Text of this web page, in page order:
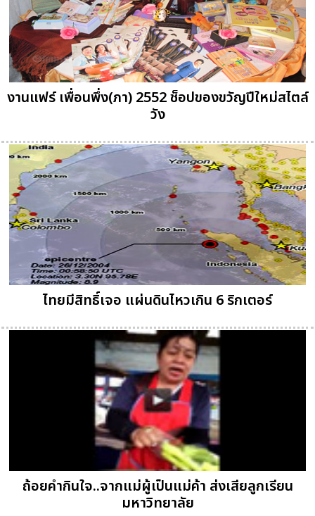
งานแฟร์ เพื่อนพึ่ง(ภา) 2552 ช็อปของขวัญปีใหม่สไตล์
วัง
ไทยมีสิทธิ์เจอ แผ่นดินไหวเกิน 6 ริกเตอร์
ถ้อยคำกินใจ..จากแม่ผู้เป็นแม่ค้า ส่งเสียลูกเรียน
มหาวิทยาลัย